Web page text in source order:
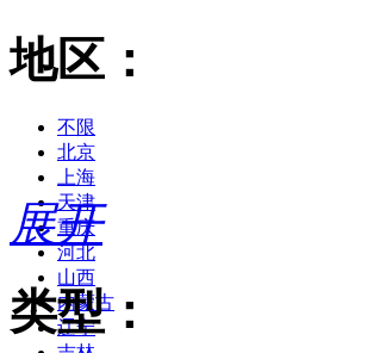
地区：
不限
北京
上海
天津
重庆
河北
山西
内蒙古
辽宁
展开
类型：